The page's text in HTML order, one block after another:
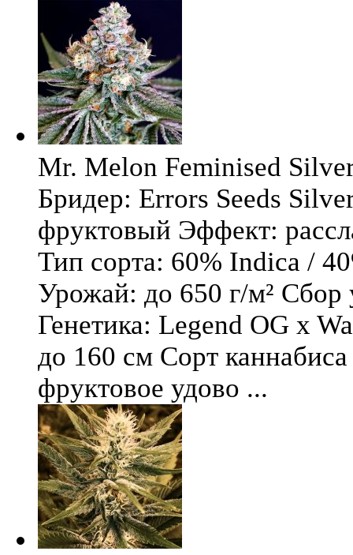
Mr. Melon Feminised
Бридер: Errors Seeds
фруктовый Эффект:
Тип сорта: 60% Indica /
Урожай: до 650 г/м² Сбор
Генетика: Legend OG x
до 160 см Сорт
фруктовое удово ...